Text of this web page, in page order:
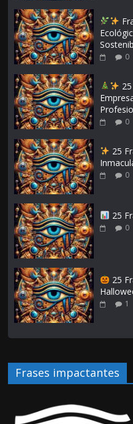
0
0
25
0
25
0
25
1
Frases impactantes